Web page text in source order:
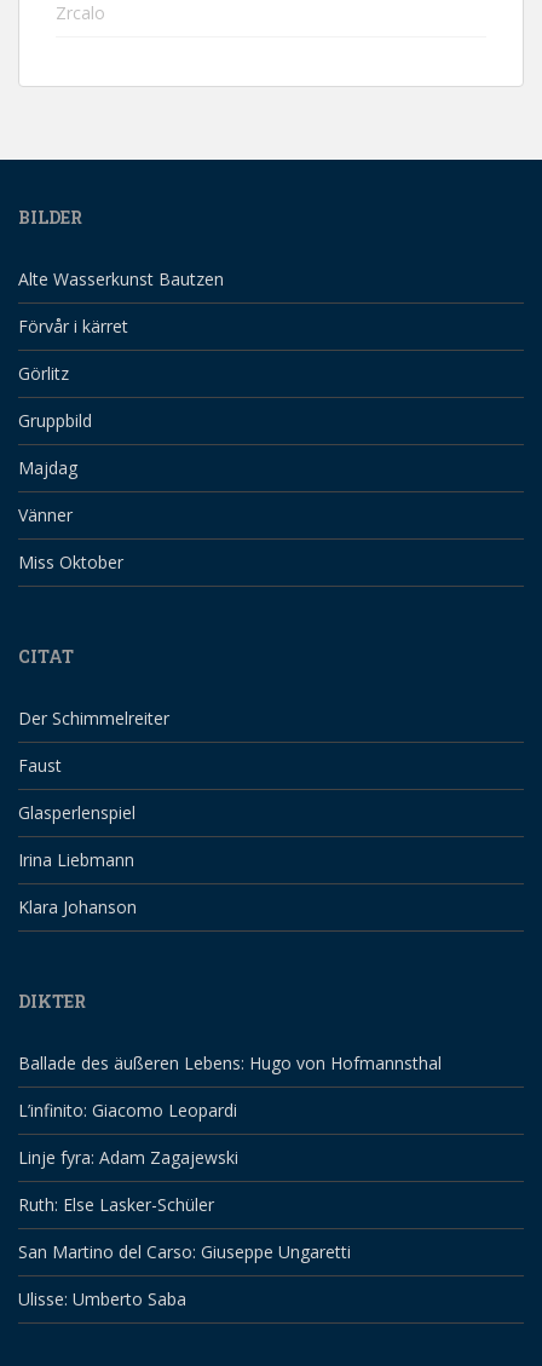
Zrcalo
BILDER
Alte Wasserkunst Bautzen
Förvår i kärret
Görlitz
Gruppbild
Majdag
Vänner
Miss Oktober
CITAT
Der Schimmelreiter
Faust
Glasperlenspiel
Irina Liebmann
Klara Johanson
DIKTER
Ballade des äußeren Lebens: Hugo von Hofmannsthal
L’infinito: Giacomo Leopardi
Linje fyra: Adam Zagajewski
Ruth: Else Lasker-Schüler
San Martino del Carso: Giuseppe Ungaretti
Ulisse: Umberto Saba